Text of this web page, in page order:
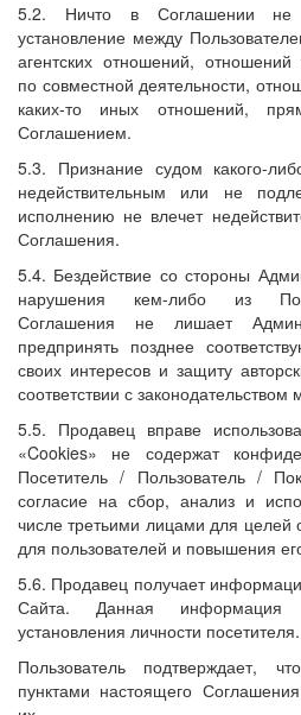
5.2. Ничто в Соглашении не
установление между
агентских отношений,
по совместной деятельности,
каких-то иных отношений,
Соглашением.
5.3. Признание судом какого-
недействительным или не
исполнению не влечет
Соглашения.
5.4. Бездействие со стороны
нарушения кем-либо из
Соглашения не лишает
предпринять позднее
своих интересов и защиту
соответствии с
5.5. Продавец вправе
«Cookies» не содержат
Посетитель / Пользователь /
согласие на сбор, анализ и
числе третьими лицами для целей
для пользователей и повышения
5.6. Продавец получает
Сайта. Данная информация
установления личности посетителя.
Пользователь подтверждает,
пунктами настоящего